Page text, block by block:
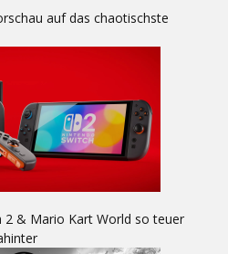
auf das chaotischste
2 & Mario Kart World so teuer